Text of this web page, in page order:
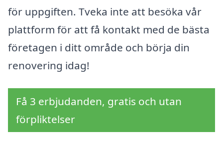
för uppgiften. Tveka inte att besöka vår
plattform för att få kontakt med de bästa
företagen i ditt område och börja din
renovering idag!
Få 3 erbjudanden, gratis och utan
förpliktelser